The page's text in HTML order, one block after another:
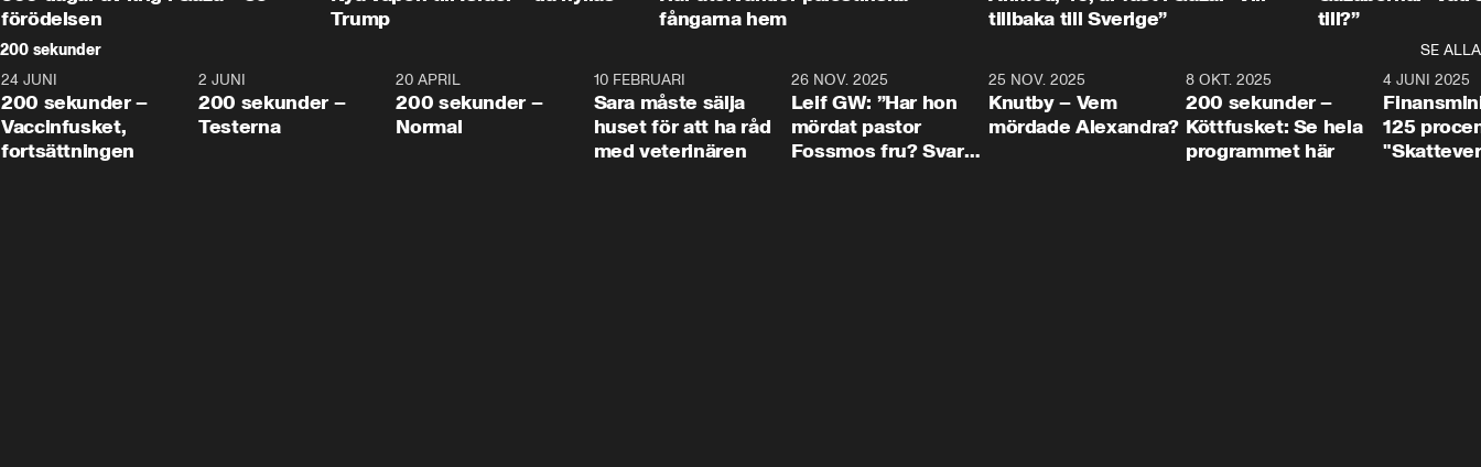
förödelsen
Trump
fångarna hem
tillbaka till Sverige”
till?”
200 sekunder
SE ALLA
5:00
24 JUNI
200 sekunder –
Vaccinfusket,
fortsättningen
4:23
2 JUNI
200 sekunder –
Testerna
20 APRIL
200 sekunder –
Normal
10 FEBRUARI
Sara måste sälja
huset för att ha råd
med veterinären
26 NOV. 2025
Leif GW: ”Har hon
mördat pastor
Fossmos fru? Svar
31:05
25 NOV. 2025
Knutby – Vem
mördade Alexandra?
4:29
8 OKT. 2025
200 sekunder –
Köttfusket: Se hela
programmet här
4 JUNI 2025
125